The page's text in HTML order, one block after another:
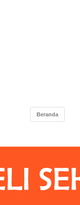
Beranda